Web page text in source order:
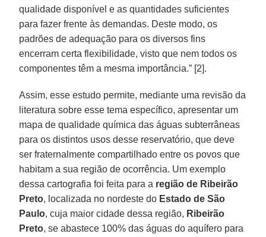
qualidade disponível e as quantidades suficientes
para fazer frente às demandas. Deste modo, os
padrões de adequação para os diversos fins
encerram certa flexibilidade, visto que nem todos os
componentes têm a mesma importância.” [2].
Assim, esse estudo permite, mediante uma revisão da
literatura sobre esse tema específico, apresentar um
mapa de qualidade química das águas subterrâneas
para os distintos usos desse reservatório, que deve
ser fraternalmente compartilhado entre os povos que
habitam a sua região de ocorrência. Um exemplo
dessa cartografia foi feita para a região de Ribeirão
Preto, localizada no nordeste do Estado de São
Paulo, cuja maior cidade dessa região, Ribeirão
Preto, se abastece 100% das águas do aquífero para